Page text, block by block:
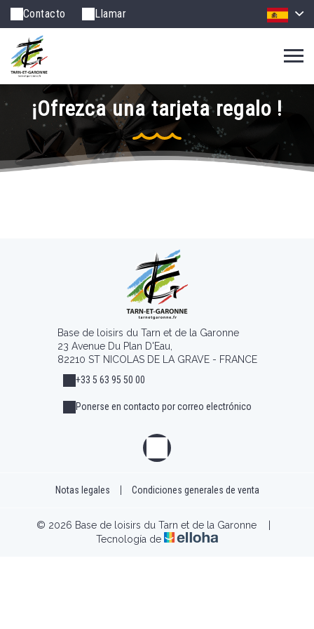
Contacto Llamar
¡Ofrezca una tarjeta regalo !
Base de loisirs du Tarn et de la Garonne
23 Avenue Du Plan D'Eau,
82210 ST NICOLAS DE LA GRAVE - FRANCE
+33 5 63 95 50 00
Ponerse en contacto por correo electrónico
Notas legales Condiciones generales de venta
© 2026 Base de loisirs du Tarn et de la Garonne
Tecnología de